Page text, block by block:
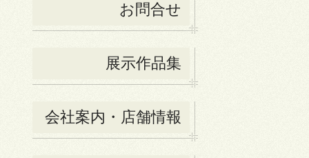
お問合せ
展示作品集
会社案内・店舗情報